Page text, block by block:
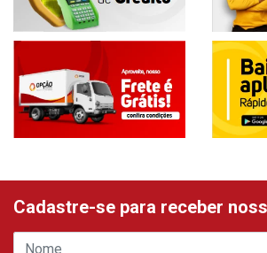
Cadastre-se para receber